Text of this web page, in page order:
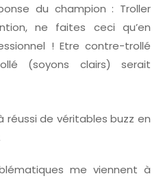
du champion : Troller
ne faites ceci qu’en
! Etre contre-trollé
(soyons clairs) serait
réussi de véritables buzz en
me viennent à